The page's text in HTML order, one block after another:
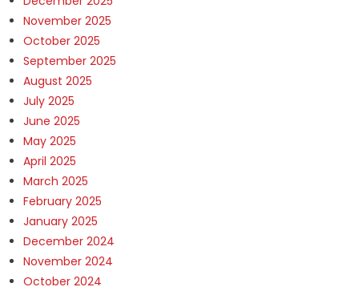
November 2025
October 2025
September 2025
August 2025
July 2025
June 2025
May 2025
April 2025
March 2025
February 2025
January 2025
December 2024
November 2024
October 2024